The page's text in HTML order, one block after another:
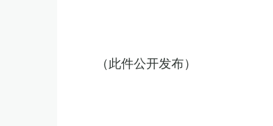
（此件公开发布）